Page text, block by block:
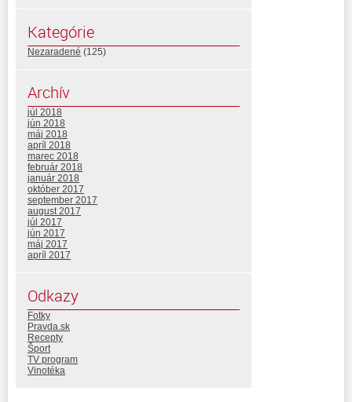
Kategórie
Nezaradené (125)
Archív
júl 2018
jún 2018
máj 2018
apríl 2018
marec 2018
február 2018
január 2018
október 2017
september 2017
august 2017
júl 2017
jún 2017
máj 2017
apríl 2017
Odkazy
Fotky
Pravda.sk
Recepty
Šport
TV program
Vinotéka